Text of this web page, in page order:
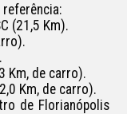
(21,5 Km).
Km, de carro).
Km, de carro).
de Florianópolis